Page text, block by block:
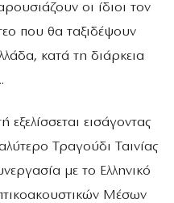
οι ίδιοι τον
που θα ταξιδέψουν
κατά τη διάρκεια
εισάγοντας
Τραγούδι Ταινίας
με το Ελληνικό
Μέσων